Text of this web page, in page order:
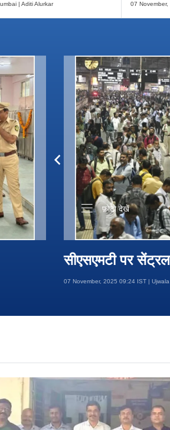
| Aditi Alurkar 07
फ़ोटो देखें
सीएसएमटी पर
07 November, 2025 09:24 IST |